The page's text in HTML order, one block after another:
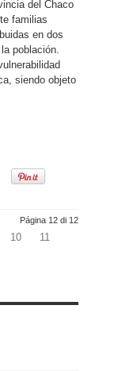
del Chaco
familias
en dos
población.
siendo objeto
Página 12 di 12
10
11